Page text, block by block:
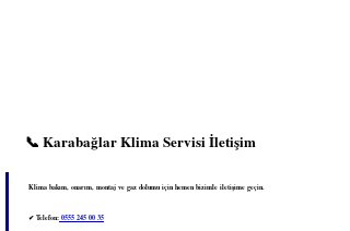
📞 Karabağlar Klima Servisi İletişim
Klima bakım, onarım, montaj ve gaz dolumu için hemen bizimle iletişime geçin.
✔ Telefon: 0555 245 00 35